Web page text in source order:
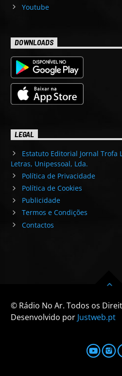
Youtube
DOWNLOADS
LEGAL
Estatuto Editorial Jornal Trofa
Letras, Unipessoal, Lda.
Política de Privacidade
Política de Cookies
Publicidade
Termos e Condições
Contactos
© Rádio No Ar. Todos os
Desenvolvido por Justweb.pt